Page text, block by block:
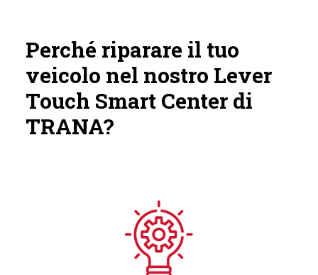
Perché riparare il tuo
veicolo nel nostro Lever
Touch Smart Center di
TRANA?